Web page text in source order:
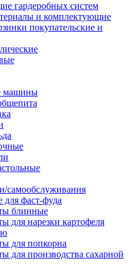
гардеробных систем
и комплектующие
покупательские и
машины
самообслуживания
для фаст-фуда
блинные
для нарезки картофеля
для попкорна
для производства сахарной